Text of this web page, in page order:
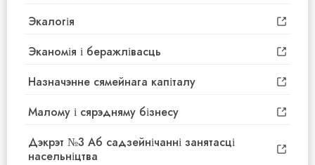
Экалогія
Эканомія і беражлівасць
Назначэнне сямейнага капіталу
Малому і сярэдняму бізнесу
Дэкрэт №3 Аб садзейнічанні занятасці
насельніцтва